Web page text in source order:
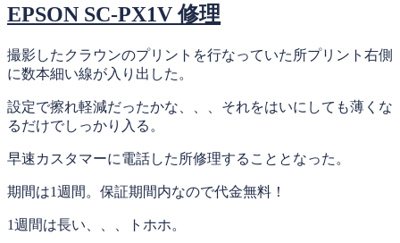
日:
EPSON SC-PX1V 修理
撮影したクラウンのプリントを行なっていた所プリント右側
に数本細い線が入り出した。
設定で擦れ軽減だったかな、、、それをはいにしても薄くな
るだけでしっかり入る。
早速カスタマーに電話した所修理することとなった。
期間は1週間。保証期間内なので代金無料！
1週間は長い、、、トホホ。